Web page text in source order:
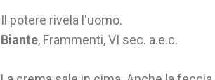
Il potere rivela l'uomo.
Biante, Frammenti, VI sec. a.e.c.